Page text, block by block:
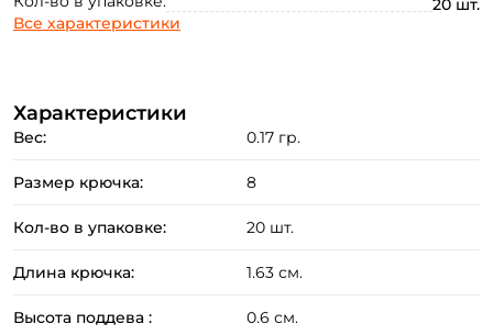
20 шт.
Все характеристики
Характеристики
Вес: 0.17 гр.
Размер крючка: 8
Кол-во в упаковке: 20 шт.
Длина крючка: 1.63 см.
Высота поддева : 0.6 см.
Создать аккаунт
ФИО: *
Email: *
Номер телефона: *